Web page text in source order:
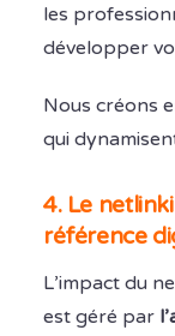
les
développer
Nous créons
qui
4. Le
référence
L’impact du
est géré par